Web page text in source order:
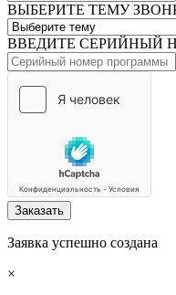
ВЫБЕРИТЕ ТЕМУ
ВВЕДИТЕ СЕРИЙНЫЙ
Заказать
Заявка успешно создана
×